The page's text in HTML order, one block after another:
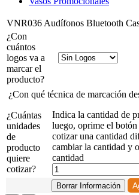
VNR036 Audífonos Bluetooth
¿Con
cuántos
logos va a
marcar el
producto?
¿Con qué técnica de marcación
¿Cuántas
unidades
de
producto
quiere
cotizar?
Indica la cantidad de
luego, oprime el botón
cotizar una cantidad
cambiar la cantidad y
cantidad